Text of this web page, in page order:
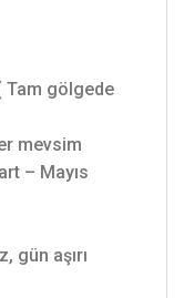
Tam gölgede
mevsim
– Mayıs
gün aşırı